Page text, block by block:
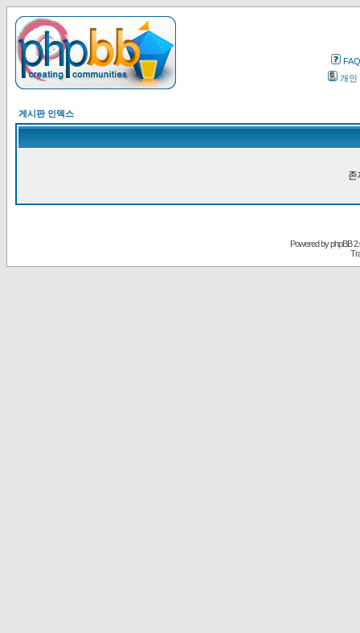
FAQ
개인
게시판 인덱스
존
Powered byphpBB